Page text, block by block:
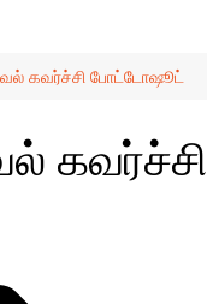
கவர்ச்சி போட்டோஷூட்
கவர்ச்சி